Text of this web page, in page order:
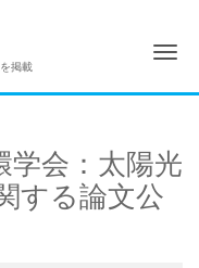
掲載
学会：太陽光
する論文公